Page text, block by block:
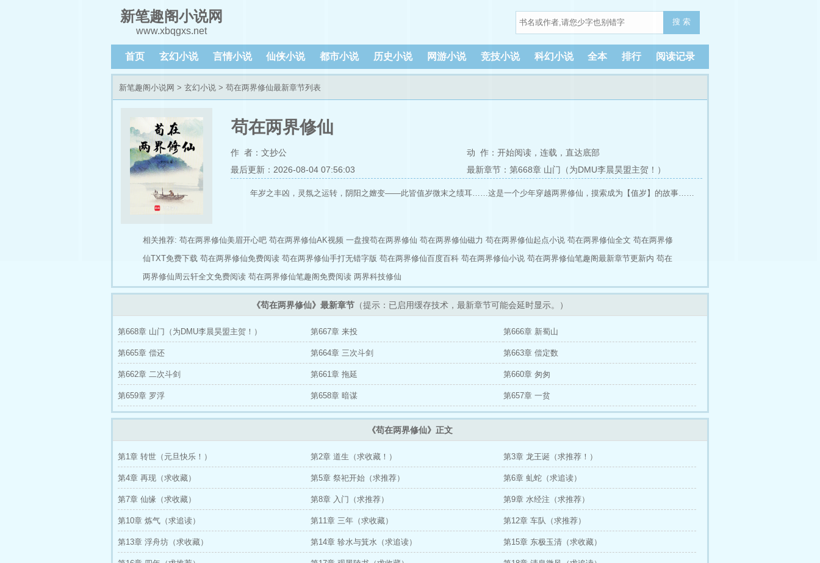
新笔趣阁小说网
www.xbqgxs.net
搜 索
首页 玄幻小说 言情小说 仙侠小说 都市小说 历史小说 网游小说 竞技小说 科幻小说 全本 排行 阅读记录
新笔趣阁小说网 > 玄幻小说 > 苟在两界修仙最新章节列表
苟在两界修仙
作 者：文抄公 动 作： 开始阅读，连载， 直达底部
最后更新：2026-08-04 07:56:03
最新章节：第668章 山门（为DMU李晨昊盟主贺！）
年岁之丰凶，灵氛之运转，阴阳之嬗变——此皆值岁微末之绩耳……这是一个少年穿越两界修仙，摸索成为【值岁】的故事……
相关推荐: 苟在两界修仙美眉开心吧 苟在两界修仙AK视频 一盘搜苟在两界修仙 苟在两界修仙磁力 苟在两界修仙起点小说 苟在两界修仙全文 苟在两界修
仙TXT免费下载 苟在两界修仙免费阅读 苟在两界修仙手打无错字版 苟在两界修仙百度百科 苟在两界修仙小说 苟在两界修仙笔趣阁最新章节更新内 苟在
两界修仙周云轩全文免费阅读 苟在两界修仙笔趣阁免费阅读 两界科技修仙
《苟在两界修仙》最新章节 （提示：已启用缓存技术，最新章节可能会延时显示。）
第668章 山门（为DMU李晨昊盟主贺！） 第667章 来投 第666章 新蜀山
第665章 偿还 第664章 三次斗剑 第663章 偿定数
第662章 二次斗剑 第661章 拖延 第660章 匆匆
第659章 罗浮 第658章 暗谋 第657章 一贫
《苟在两界修仙》正文
第1章 转世（元旦快乐！） 第2章 道生（求收藏！） 第3章 龙王诞（求推荐！）
第4章 再现（求收藏） 第5章 祭祀开始（求推荐） 第6章 虬蛇（求追读）
第7章 仙缘（求收藏） 第8章 入门（求推荐） 第9章 水经注（求推荐）
第10章 炼气（求追读） 第11章 三年（求收藏） 第12章 车队（求推荐）
第13章 浮舟坊（求收藏） 第14章 轸水与箕水（求追读） 第15章 东极玉清（求收藏）